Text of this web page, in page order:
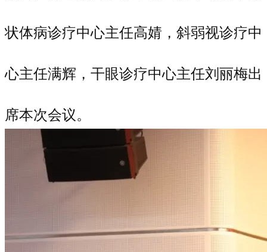
状体病诊疗中心主任高婧，斜弱视诊疗中
心主任满辉，干眼诊疗中心主任刘丽梅出
席本次会议。